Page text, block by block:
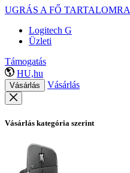
UGRÁS A FŐ TARTALOMRA
Logitech G
Üzleti
Támogatás
HU,hu
Vásárlás Vásárlás
Vásárlás kategória szerint